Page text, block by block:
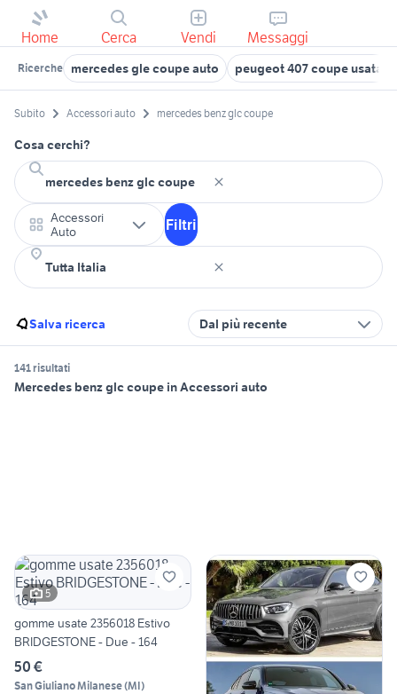
Home Cerca Vendi Messaggi
Ricerche mercedes gle coupe auto peugeot 407 coupe usata
Subito Accessori auto mercedes benz glc coupe
Cosa cerchi?
Accessori
Auto
Filtri
Salva ricerca Dal più recente
141 risultati
Mercedes benz glc coupe in Accessori auto
5
gomme usate 2356018 Estivo
BRIDGESTONE - Due - 164
50 €
San Giuliano Milanese(MI)